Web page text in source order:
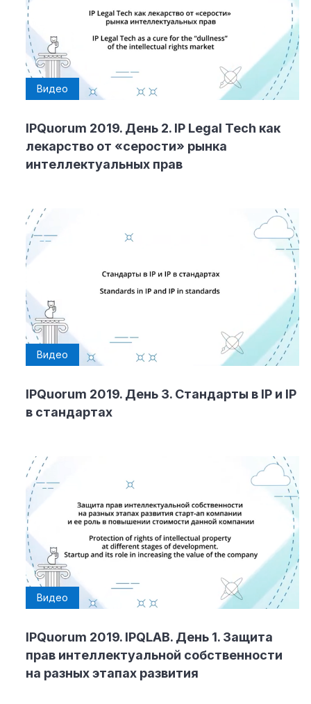
Видео
IPQuorum 2019. День 2. IP Legal Tech как
лекарство от «серости» рынка
интеллектуальных прав
Видео
IPQuorum 2019. День 3. Стандарты в IP и IP
в стандартах
Видео
IPQuorum 2019. IPQLAB. День 1. Защита
прав интеллектуальной собственности
на разных этапах развития